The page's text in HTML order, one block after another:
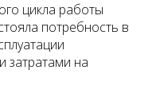
цикла работы
потребность в
затратами на